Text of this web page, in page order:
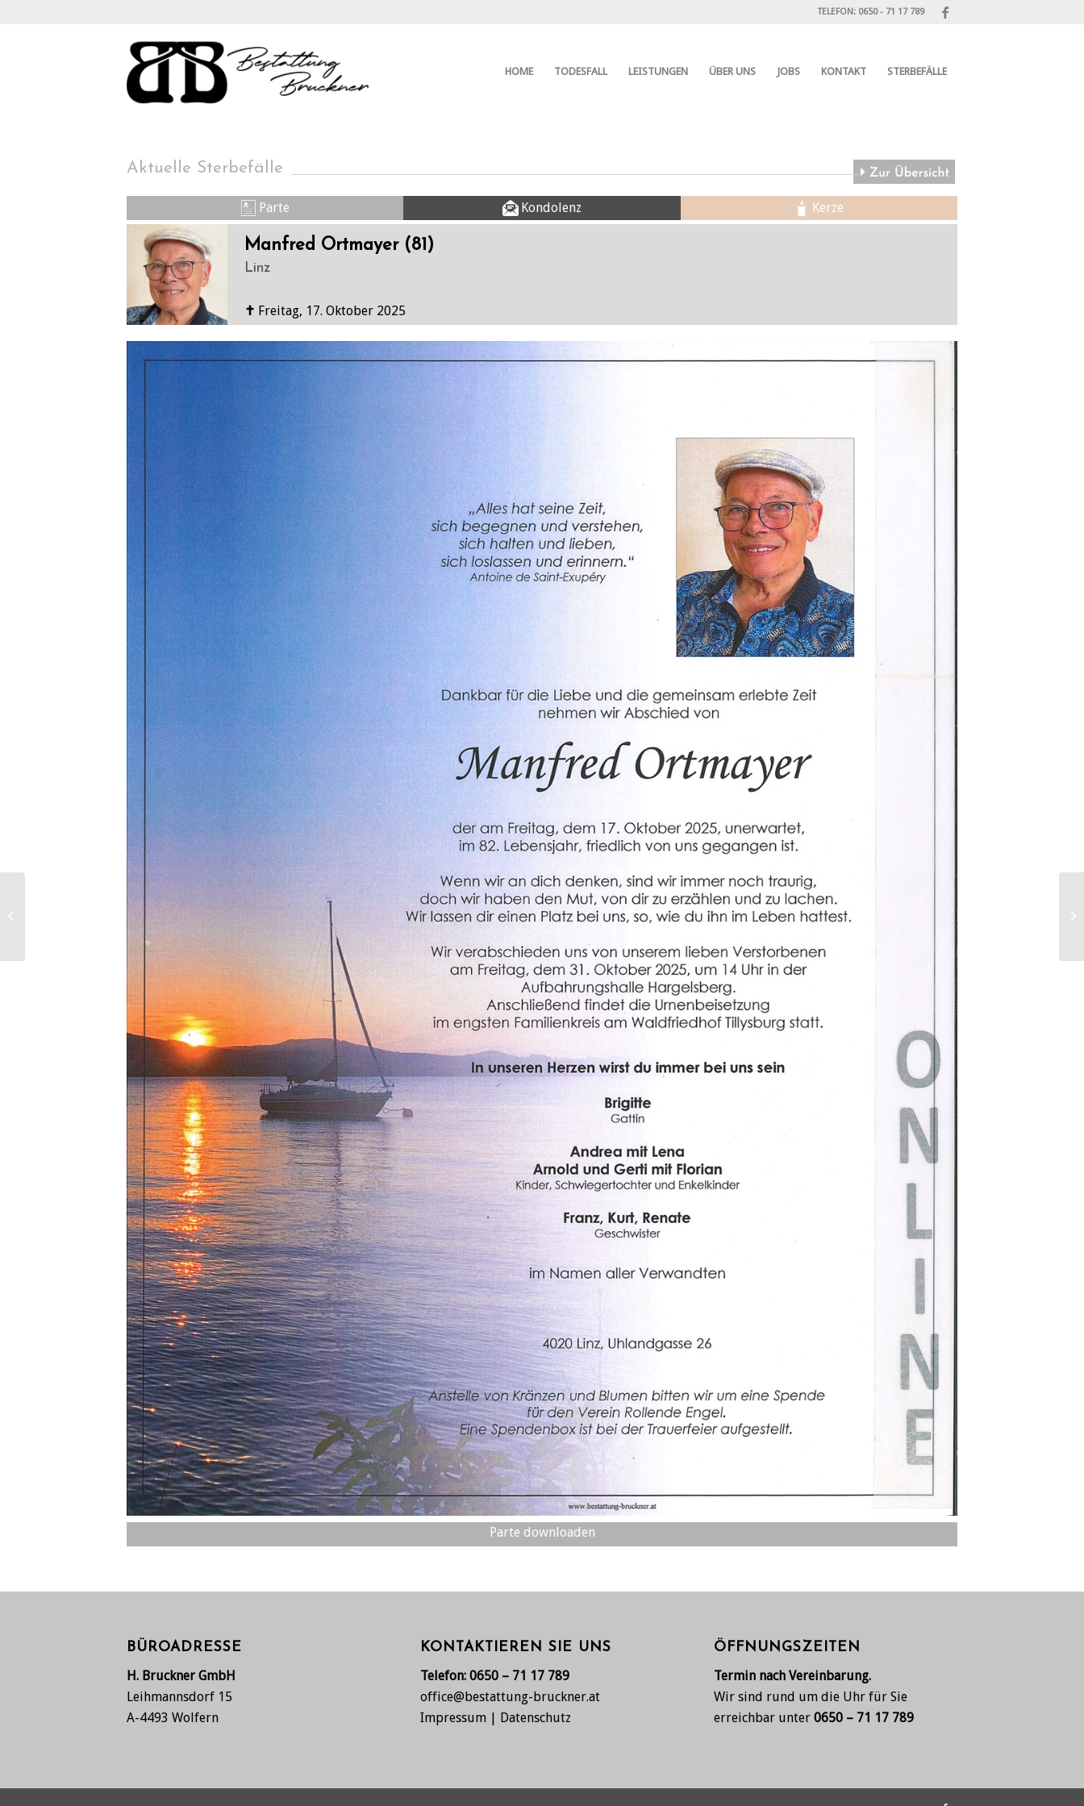
TELEFON: 0650 - 71 17 789
HOME TODESFALL LEISTUNGEN ÜBER UNS JOBS KONTAKT STERBEFÄLLE
Aktuelle Sterbefälle
Parte Kondolenz Kerze
Manfred Ortmayer (81)
Linz
✝ Freitag, 17. Oktober 2025
Parte downloaden
BÜROADRESSE
H. Bruckner GmbH
Leihmannsdorf 15
A-4493 Wolfern
KONTAKTIEREN SIE UNS
Telefon: 0650 – 71 17 789
office@bestattung-bruckner.at
Impressum| Datenschutz
ÖFFNUNGSZEITEN
Termin nach Vereinbarung.
Wir sind rund um die Uhr für Sie
erreichbar unter 0650 – 71 17 789